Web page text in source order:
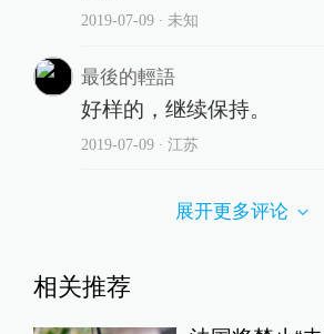
2019-07-09∙ 未知
最後的輕語
好样的，继续保持。
2019-07-09∙ 江苏
展开更多评论
相关推荐